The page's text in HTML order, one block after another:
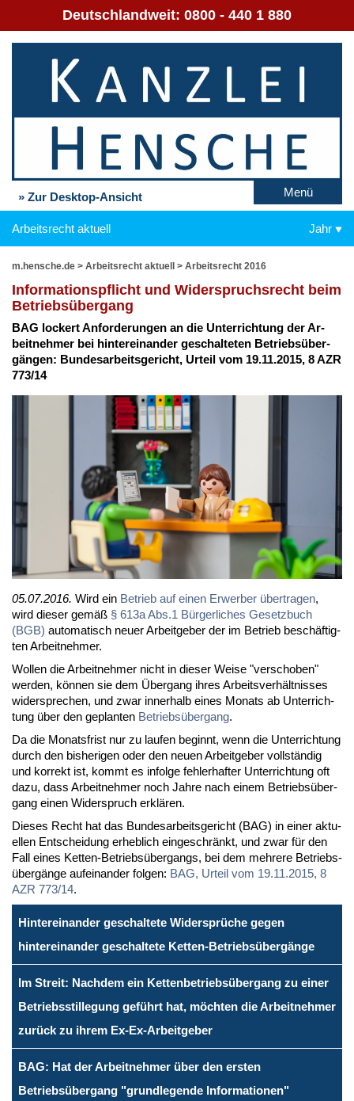
Deutschlandweit: 0800 - 440 1 880
» Zur Desktop-Ansicht Menü
Arbeitsrecht aktuell Jahr
m.hensche.de > Arbeitsrecht aktuell > Arbeitsrecht 2016
In­for­ma­ti­ons­pflicht und Wi­der­spruchs­recht beim
Be­triebs­über­gang
BAG lo­ckert An­for­de­run­gen an die Un­ter­rich­tung der Ar­
beit­neh­mer bei hin­ter­ein­an­der ge­schal­te­ten Be­triebs­über­
gän­gen: Bun­des­ar­beits­ge­richt, Ur­teil vom 19.11.2015, 8 AZR
773/14
05.07.2016. Wird ein Be­trieb auf ei­nen Er­wer­ber über­tra­gen,
wird die­ser ge­mäß § 613a Abs.1 Bür­ger­li­ches Ge­setz­buch
(BGB) au­to­ma­tisch neu­er Ar­beit­ge­ber der im Be­trieb be­schäf­tig­
ten Ar­beit­neh­mer.
Wol­len die Ar­beit­neh­mer nicht in die­ser Wei­se "ver­scho­ben"
wer­den, kön­nen sie dem Über­gang ih­res Ar­beits­ver­hält­nis­ses
wi­der­spre­chen, und zwar in­ner­halb ei­nes Mo­nats ab Un­ter­rich­
tung über den ge­plan­ten Be­triebs­über­gang.
Da die Mo­nats­frist nur zu lau­fen be­ginnt, wenn die Un­ter­rich­tung
durch den bis­he­ri­gen oder den neu­en Ar­beit­ge­ber voll­stän­dig
und kor­rekt ist, kommt es in­fol­ge feh­ler­haf­ter Un­ter­rich­tung oft
da­zu, dass Ar­beit­neh­mer noch Jah­re nach ei­nem Be­triebs­über­
gang ei­nen Wi­der­spruch er­klä­ren.
Die­ses Recht hat das Bun­des­ar­beits­ge­richt (BAG) in ei­ner ak­tu­
el­len Ent­schei­dung er­heb­lich ein­ge­schränkt, und zwar für den
Fall ei­nes Ket­ten-Be­triebs­über­gangs, bei dem meh­re­re Be­triebs­
über­gän­ge auf­ein­an­der fol­gen: BAG, Ur­teil vom 19.11.2015, 8
AZR 773/14.
Hintereinander geschaltete Widersprüche gegen
hintereinander geschaltete Ketten-Betriebsübergänge
Im Streit: Nachdem ein Kettenbetriebsübergang zu einer
Betriebsstillegung geführt hat, möchten die Arbeitnehmer
zurück zu ihrem Ex-Ex-Arbeitgeber
BAG: Hat der Arbeitnehmer über den ersten
Betriebsübergang "grundlegende Informationen"